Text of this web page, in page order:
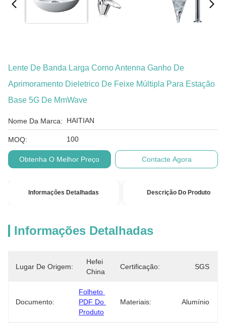
Lente De Banda Larga Corno Antenna Ganho De
Aprimoramento Dieletrico De Feixe Múltipla Para Estação
Base 5G De MmWave
Nome Da Marca: HAITIAN
MOQ: 100
Obtenha O Melhor Preço Contacte Agora
Informações Detalhadas Descrição Do Produto
Informações Detalhadas
Lugar De Origem:
Hefei
China
Certificação: SGS
Documento:
Folheto
PDF Do
Produto
Materiais: Alumínio